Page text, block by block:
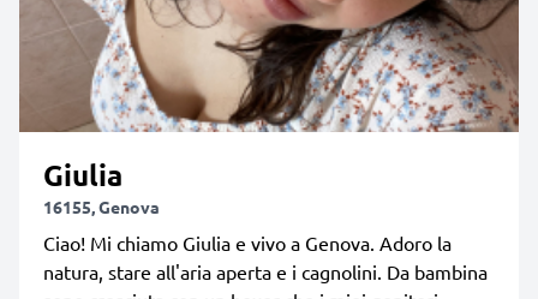
Giulia
16155, Genova
Ciao! Mi chiamo Giulia e vivo a Genova. Adoro la
natura, stare all'aria aperta e i cagnolini. Da bambina